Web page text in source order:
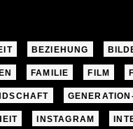
BEZIEHUNG
FAMILIE FILM
INSTAGRAM